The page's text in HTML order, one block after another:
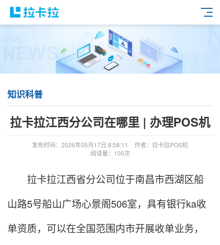
知识科普
拉卡拉江西分公司在哪里 | 办理POS机
发布时间：2026年05月17日 8:58:11
作者：拉卡拉POS机
阅读量：100次
拉卡拉江西省分公司位于南昌市西湖区船
山路5号船山广场心景阁506室，具有银行ka收
单资质，可以在全国范围内市开展收单业务，